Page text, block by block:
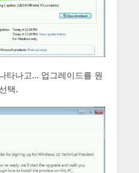
타나고… 업그레이드를 원
택.